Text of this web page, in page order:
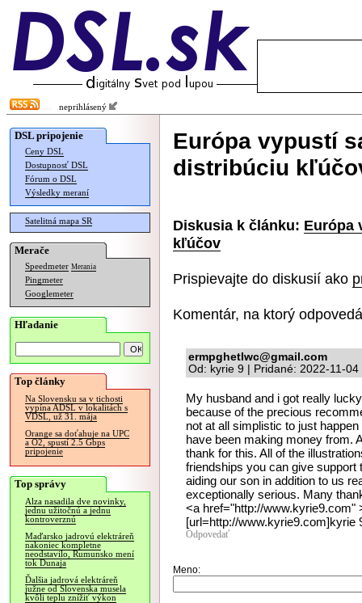
neprihlásený
DSL pripojenie
Ceny DSL
Dostupnosť DSL
Fórum o DSL
Výsledky meraní
Satelitná mapa SR
Merače
Speedmeter Merania
Pingmeter
Googlemeter
Hľadanie
Top články
Na Slovensku sa v tichosti
vypína ADSL v lokalitách s
VDSL, už 31. mája
Orange sa doťahuje na UPC
a O2, spustí 2.5 Gbps
pripojenie
Top správy
Alza nasadila dve novinky,
jednu užitočnú a jednu
kontroverznú
Maďarsko jadrovú elektráreň
nakoniec kompletne
neodstavilo, Rumunsko mení
tok Dunaja
Ďalšia jadrová elektráreň
južne od Slovenska musela
kvôli teplu znížiť výkon
Európa vypustí
distribúciu
Diskusia k článku: Európa
kľúčov
Prispievajte do diskusií ako
Komentár, na ktorý
ermpghetlwc@gmail.com
Od: kyrie 9 | Pridané: 2022-11-04
My husband and i got really
because of the precious
not at all simplistic to just
have been making money from.
thank for this. All of the
friendships you can give
aiding our son in addition to us
exceptionally serious. Many
<a href="http://www.kyrie9.com"
[url=http://www.kyrie9.com]kyrie
Odpovedať
Meno: